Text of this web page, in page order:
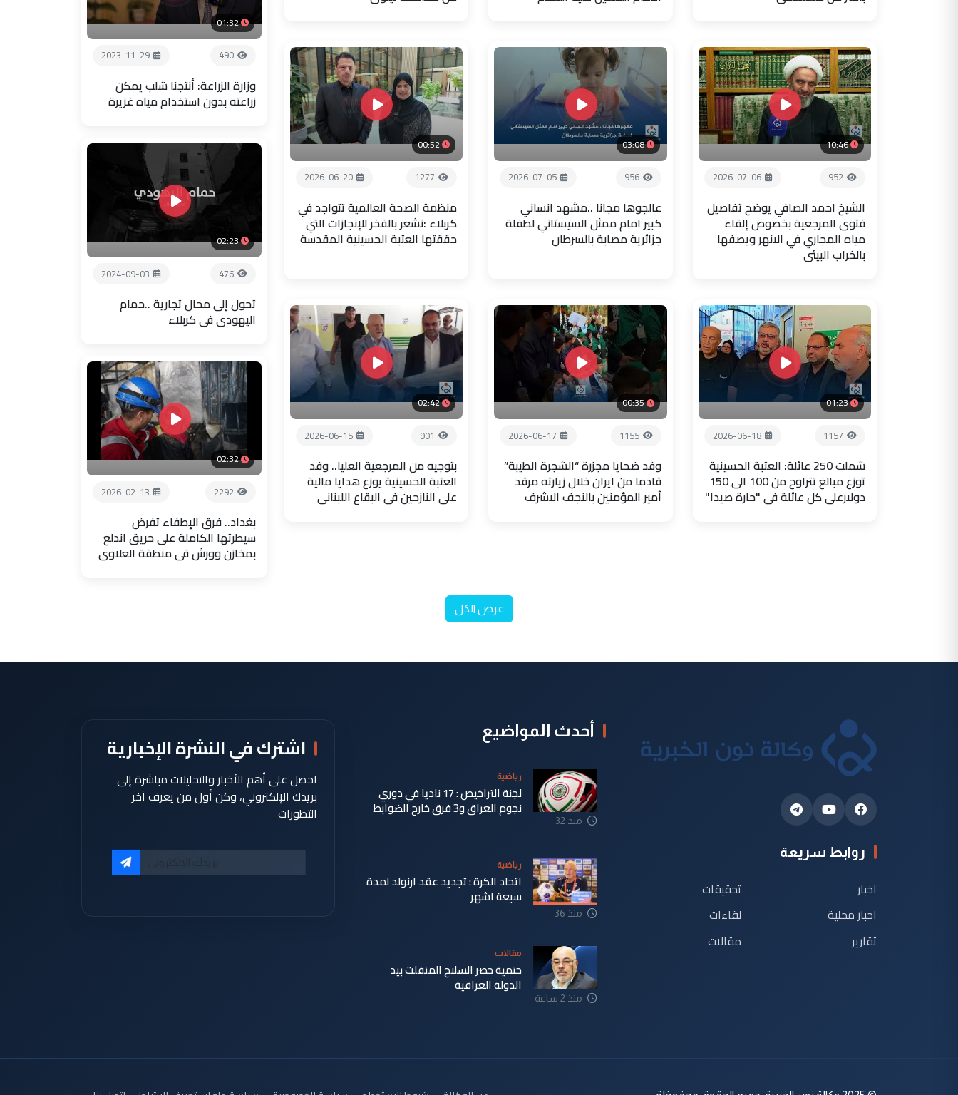
10:46
952
2026-07-06
الشيخ احمد الصافي يوضح تفاصيل
فتوى المرجعية بخصوص إلقاء
مياه المجاري في الانهر ويصفها
بالخراب البيئي
03:08
956
2026-07-05
عالجوها مجانا ..مشهد انساني
كبير امام ممثل السيستاني لطفلة
جزائرية مصابة بالسرطان
00:52
1277
2026-06-20
منظمة الصحة العالمية تتواجد في
كربلاء :نشعر بالفخر للإنجازات التي
حققتها العتبة الحسينية المقدسة
01:23
1157
2026-06-18
شملت 250 عائلة: العتبة الحسينية
توزع مبالغ تتراوح من 100 الى 150
دولارعلى كل عائلة في "حارة صيدا"
00:35
1155
2026-06-17
وفد ضحايا مجزرة “الشجرة الطيبة”
قادما من ايران خلال زيارته مرقد
أمير المؤمنين بالنجف الاشرف
02:42
901
2026-06-15
بتوجيه من المرجعية العليا.. وفد
العتبة الحسينية يوزع هدايا مالية
على النازحين في البقاع اللبناني
01:32
490
2023-11-29
وزارة الزراعة: أنتجنا شلب يمكن
زراعته بدون استخدام مياه غزيرة
02:23
476
2024-09-03
تحول إلى محال تجارية ..حمام
اليهودي في كربلاء
02:32
2292
2026-02-13
بغداد.. فرق الإطفاء تفرض
سيطرتها الكاملة على حريق اندلع
بمخازن وورش في منطقة العلاوي
عرض الكل
روابط سريعة
اخبار
اخبار محلية
تقارير
تحقيقات
لقاءات
مقالات
أحدث المواضيع
منذ 32
رياضية
لجنة التراخيص : 17 ناديا في دوري
نجوم العراق و3 فرق خارج الضوابط
منذ 36
رياضية
اتحاد الكرة : تجديد عقد ارنولد لمدة
سبعة اشهر
منذ 2 ساعة
مقالات
حتمية حصر السلاح المنفلت بيد
الدولة العراقية
اشترك في النشرة الإخبارية
احصل على أهم الأخبار والتحليلات مباشرة إلى
بريدك الإلكتروني، وكن أول من يعرف آخر
التطورات